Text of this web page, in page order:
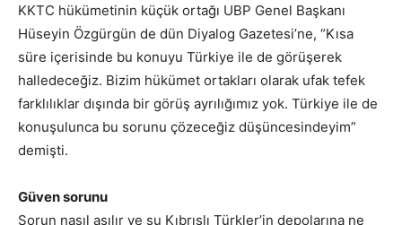
KKTC hükümetinin küçük ortağı UBP Genel Başkanı
Hüseyin Özgürgün de dün Diyalog Gazetesi’ne, “Kısa
süre içerisinde bu konuyu Türkiye ile de görüşerek
halledeceğiz. Bizim hükümet ortakları olarak ufak tefek
farklılıklar dışında bir görüş ayrılığımız yok. Türkiye ile de
konuşulunca bu sorunu çözeceğiz düşüncesindeyim”
demişti.
Güven sorunu
Sorun nasıl aşılır ve su Kıbrıslı Türkler’in depolarına ne